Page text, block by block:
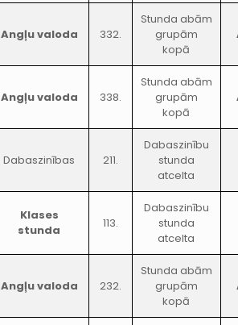
Angļu valoda 332.
Stunda abām
grupām
kopā
Angļu valoda 338.
Stunda abām
grupām
kopā
Dabaszinības 211.
Dabaszinību
stunda
atcelta
Klases
stunda
113.
Dabaszinību
stunda
atcelta
Angļu valoda 232.
Stunda abām
grupām
kopā